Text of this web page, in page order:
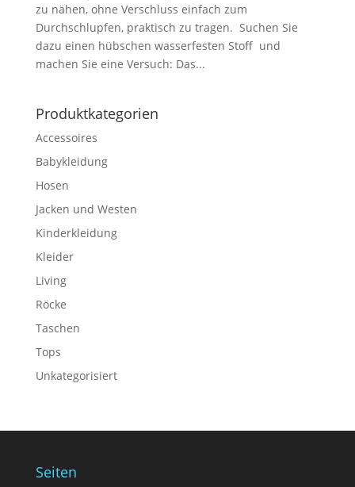
zu nähen, ohne Verschluss einfach zum
Durchschlupfen, praktisch zu tragen. Suchen Sie
dazu einen hübschen wasserfesten Stoff und
machen Sie eine Versuch: Das...
Produktkategorien
Accessoires
Babykleidung
Hosen
Jacken und Westen
Kinderkleidung
Kleider
Living
Röcke
Taschen
Tops
Unkategorisiert
Seiten